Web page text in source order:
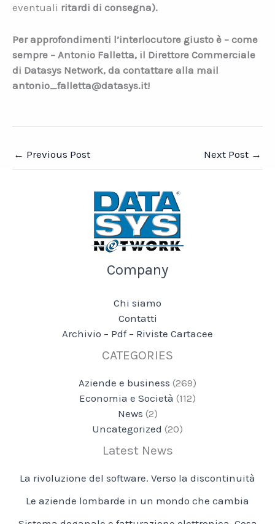
eventuali ritardi di consegna).
Per approfondimenti l’interlocutore giusto è – come
sempre – Antonio Falletta, il Direttore Commerciale
di Datasys Network, da contattare alla mail
antonio_falletta@datasys.it!
← Previous Post Next Post →
Company
Chi siamo
Contatti
Archivio – Pdf – Riviste Cartacee
CATEGORIES
Aziende e business (269)
Economia e Società (112)
News (2)
Uncategorized (20)
Latest News
La rivoluzione del software. Verso la discontinuità
Le aziende lombarde in un mondo che cambia